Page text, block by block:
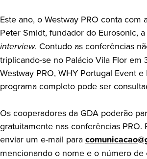
Este ano, o Westway PRO conta com
Peter Smidt, fundador do Eurosonic,
interview. Contudo as conferências
triplicando-se no Palácio Vila Flor em
Westway PRO, WHY Portugal Event e
programa completo pode ser
Os cooperadores da GDA poderão
gratuitamente nas conferências PRO.
enviar um e-mail para
mencionando o nome e o número de